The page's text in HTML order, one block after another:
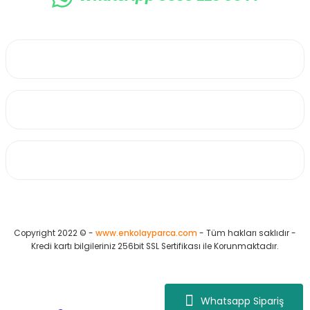
Whatsapp Sipariş
Copyright 2022 © - www.enkolayparca.com - Tüm hakları saklıdır -
Kredi kartı bilgileriniz 256bit SSL Sertifikası ile Korunmaktadır.